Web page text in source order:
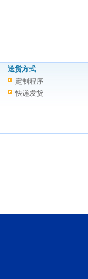
送货方式
定制程序
快递发货